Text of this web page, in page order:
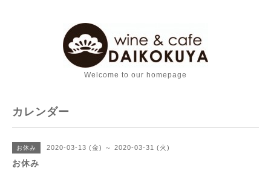
Welcome to our homepage
カレンダー
お休み 2020-03-13 (金) ～ 2020-03-31 (火)
お休み